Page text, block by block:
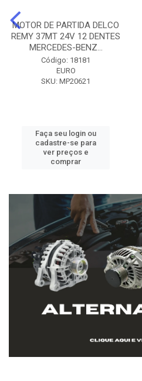
MOTOR DE PARTIDA DELCO
REMY 37MT 24V 12 DENTES
MERCEDES-BENZ...
Código: 18181
EURO
SKU: MP20621
Faça seu login ou
cadastre-se para
ver preços e
comprar